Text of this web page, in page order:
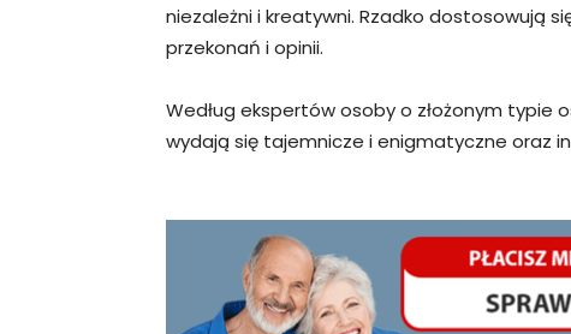
niezależni i kreatywni. Rzadko dostosowują
przekonań i opinii.
Według ekspertów osoby o złożonym
wydają się tajemnicze i enigmatyczne oraz